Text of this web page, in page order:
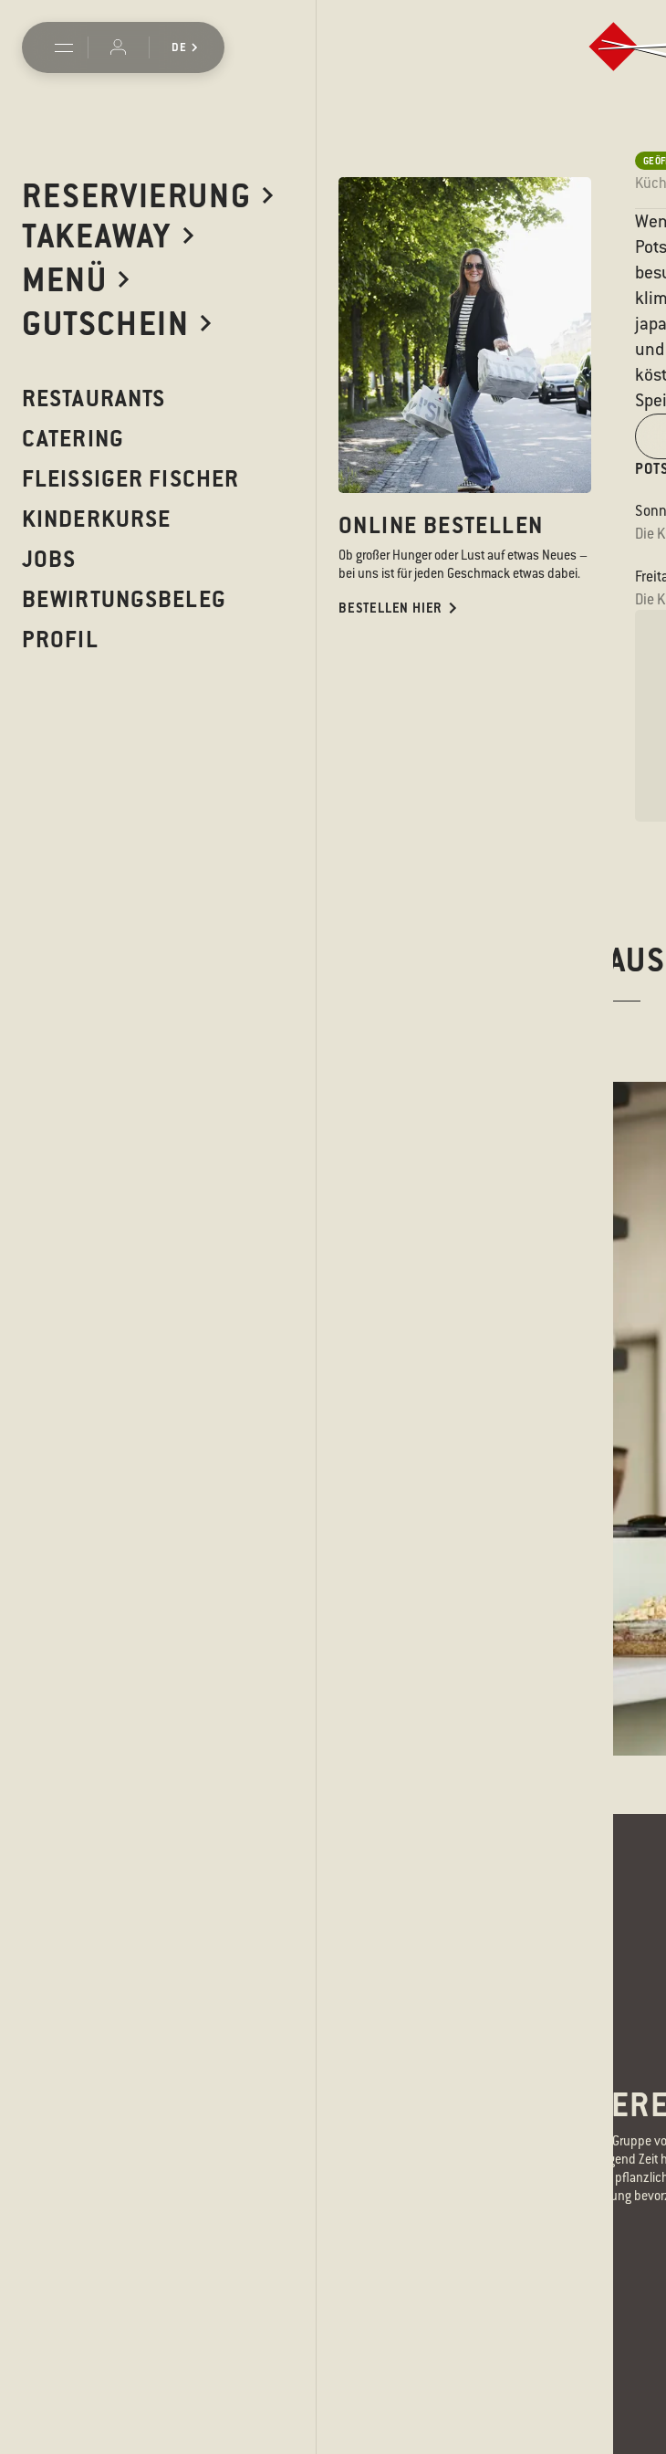
DE
RESERVIERUNG
TAKEAWAY
MENÜ
GUTSCHEIN
RESTAURANTS
CATERING
FLEISSIGER FISCHER
KINDERKURSE
JOBS
BEWIRTUNGSBELEG
PROFIL
ONLINE BESTELLEN
Ob großer Hunger oder Lust auf etwas Neues –
bei uns ist für jeden Geschmack etwas dabei.
BESTELLEN HIER
POTSDAMER STRASSE
Die
Die
STIMMUNG
Wenn du mit einer Gruppe
Küchenchef genügend
möchten oder eine
pflanzliche Ernährung